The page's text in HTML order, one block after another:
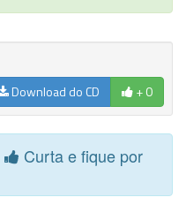
Download do CD + 0
Curta e fique por